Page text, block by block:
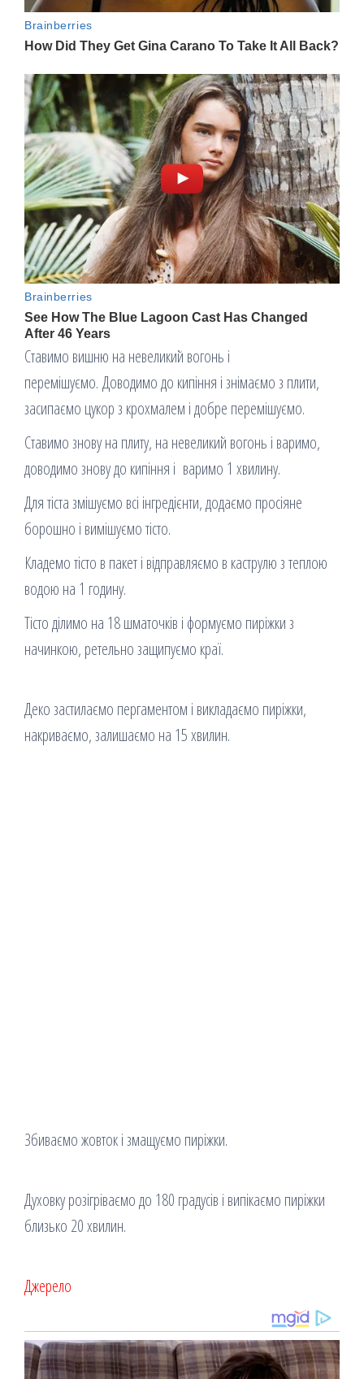
Ставимо вишню на невеликий вогонь і
перемішуємо. Доводимо до кипіння і знімаємо з плити,
засипаємо цукор з крохмалем і добре перемішуємо.
Ставимо знову на плиту, на невеликий вогонь і варимо,
доводимо знову до кипіння і варимо 1 хвилину.
Для тіста змішуємо всі інгредієнти, додаємо просіяне
борошно і вимішуємо тісто.
Кладемо тісто в пакет і відправляємо в каструлю з теплою
водою на 1 годину.
Тісто ділимо на 18 шматочків і формуємо пиріжки з
начинкою, ретельно защипуємо краї.
Деко застилаємо пергаментом і викладаємо пиріжки,
накриваємо, залишаємо на 15 хвилин.
Збиваємо жовток і змащуємо пиріжки.
Духовку розігріваємо до 180 градусів і випікаємо пиріжки
близько 20 хвилин.
Джерело